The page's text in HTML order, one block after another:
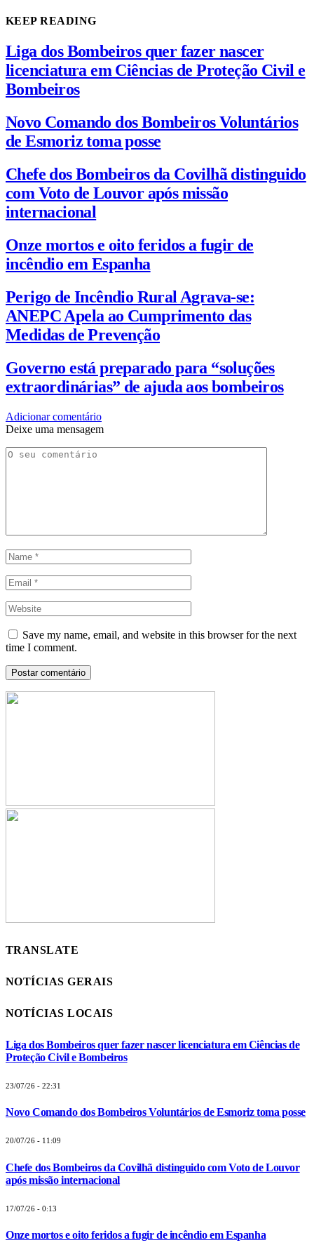
KEEP READING
Liga dos Bombeiros quer fazer nascer
licenciatura em Ciências de Proteção Civil e
Bombeiros
Novo Comando dos Bombeiros Voluntários
de Esmoriz toma posse
Chefe dos Bombeiros da Covilhã distinguido
com Voto de Louvor após missão
internacional
Onze mortos e oito feridos a fugir de
incêndio em Espanha
Perigo de Incêndio Rural Agrava-se:
ANEPC Apela ao Cumprimento das
Medidas de Prevenção
Governo está preparado para “soluções
extraordinárias” de ajuda aos bombeiros
Adicionar comentário
Deixe uma mensagem
Save my name, email, and website in this browser for the next
time I comment.
TRANSLATE
NOTÍCIAS GERAIS
NOTÍCIAS LOCAIS
Liga dos Bombeiros quer fazer nascer licenciatura em Ciências de
Proteção Civil e Bombeiros
23/07/26 - 22:31
Novo Comando dos Bombeiros Voluntários de Esmoriz toma posse
20/07/26 - 11:09
Chefe dos Bombeiros da Covilhã distinguido com Voto de Louvor
após missão internacional
17/07/26 - 0:13
Onze mortos e oito feridos a fugir de incêndio em Espanha